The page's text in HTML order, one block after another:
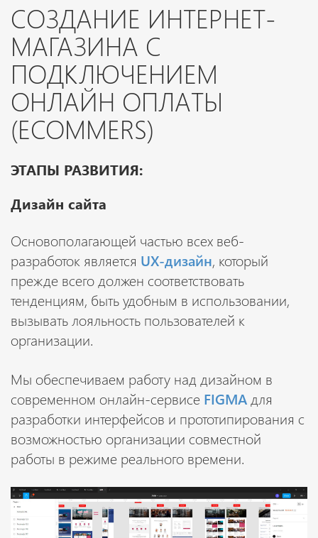
СОЗДАНИЕ ИНТЕРНЕТ-
МАГАЗИНА С
ПОДКЛЮЧЕНИЕМ
ОНЛАЙН ОПЛАТЫ
(ECOMMERS)
ЭТАПЫ РАЗВИТИЯ:
Дизайн сайта
Основополагающей частью всех веб-
разработок является UX-дизайн, который
прежде всего должен соответствовать
тенденциям, быть удобным в использовании,
вызывать лояльность пользователей к
организации.
Мы обеспечиваем работу над дизайном в
современном онлайн-сервисе FIGMA для
разработки интерфейсов и прототипирования с
возможностью организации совместной
работы в режиме реального времени.